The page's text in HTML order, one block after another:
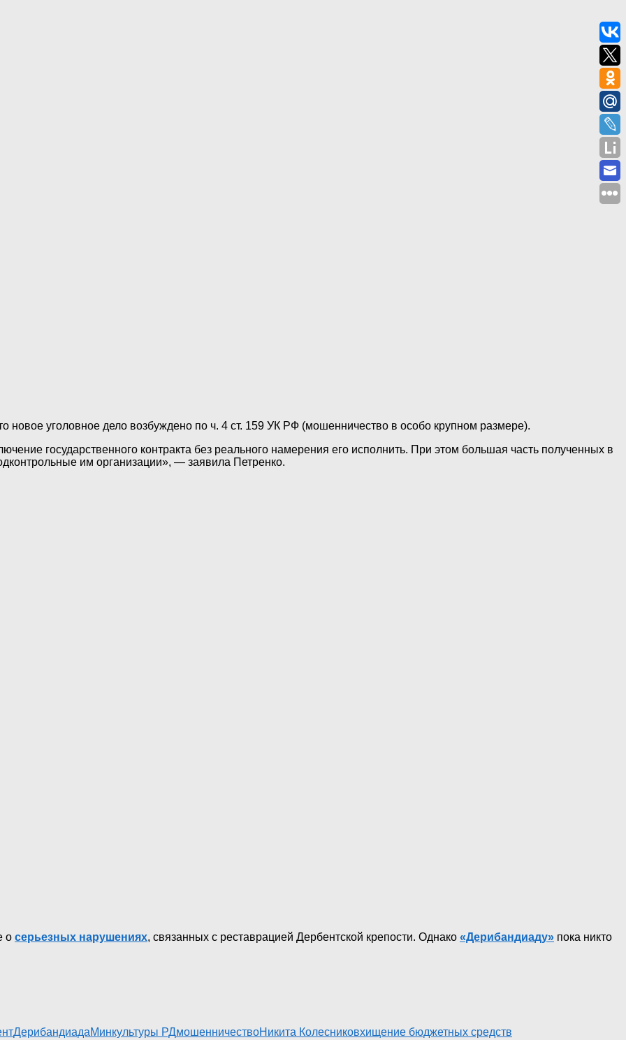
новое уголовное дело возбуждено по ч. 4 ст. 159 УК РФ (мошенничество в особо крупном размере).
государственного контракта без реального намерения его исполнить. При этом большая часть полученных в
им организации», — заявила Петренко.
о серьезных нарушениях, связанных с реставрацией Дербентской крепости. Однако «Дерибандиаду» пока никто
ДерибандиадаМинкультуры РДмошенничествоНикита Колесниковхищение бюджетных средств